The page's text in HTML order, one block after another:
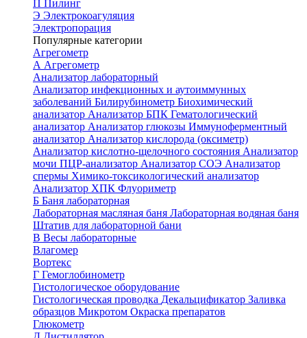
П Пилинг
Э Электрокоагуляция
Электропорация
Популярные категории
Агрегометр
А Агрегометр
Анализатор лабораторный
Анализатор инфекционных и аутоиммунных
заболеваний Билирубинометр Биохимический
анализатор Анализатор БПК Гематологический
анализатор Анализатор глюкозы Иммуноферментный
анализатор Анализатор кислорода (оксиметр)
Анализатор кислотно-щелочного состояния Анализатор
мочи ПЦР-анализатор Анализатор СОЭ Анализатор
спермы Химико-токсикологический анализатор
Анализатор ХПК Флуориметр
Б Баня лабораторная
Лабораторная масляная баня Лабораторная водяная баня
Штатив для лабораторной бани
В Весы лабораторные
Влагомер
Вортекс
Г Гемоглобинометр
Гистологическое оборудование
Гистологическая проводка Декальцификатор Заливка
образцов Микротом Окраска препаратов
Глюкометр